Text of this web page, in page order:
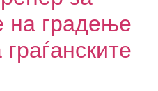
на градење